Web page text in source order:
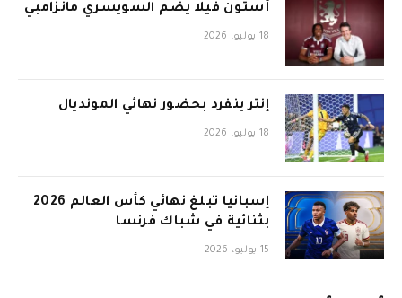
أستون فيلا يضم السويسري مانزامبي
18 يوليو، 2026
إنتر ينفرد بحضور نهائي المونديال
18 يوليو، 2026
إسبانيا تبلغ نهائي كأس العالم 2026
بثنائية في شباك فرنسا
15 يوليو، 2026